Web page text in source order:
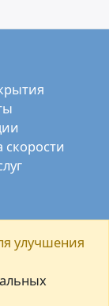
улучшения
скорости